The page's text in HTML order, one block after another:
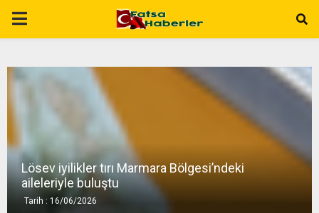
P
ALösev iyilikler tırı Marmara Bölgesi’ndeki
aileleriyle buluştu
Tarih : 16/06/2026